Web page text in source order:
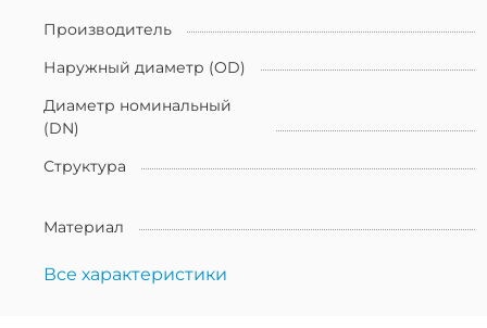
Производитель
Наружный диаметр (OD)
Диаметр номинальный
(DN)
Структура
Материал
Все характеристики